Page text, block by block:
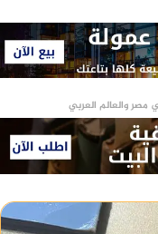
مصر والعالم العربي